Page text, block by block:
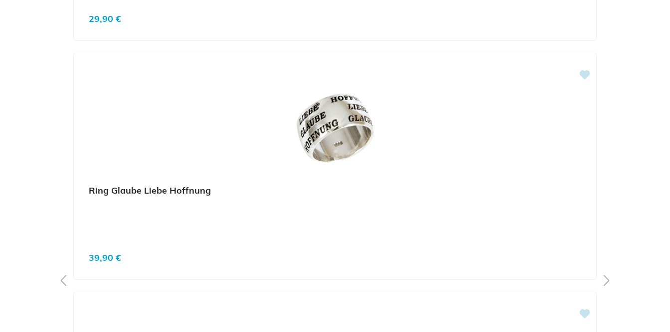
Regulärer Preis:
29,90 €
Ring Glaube Liebe Hoffnung
Regulärer Preis:
39,90 €